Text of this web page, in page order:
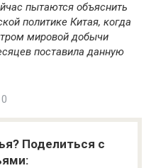
пытаются объяснить
политике Китая, когда
мировой добычи
поставила данную
Поделиться с